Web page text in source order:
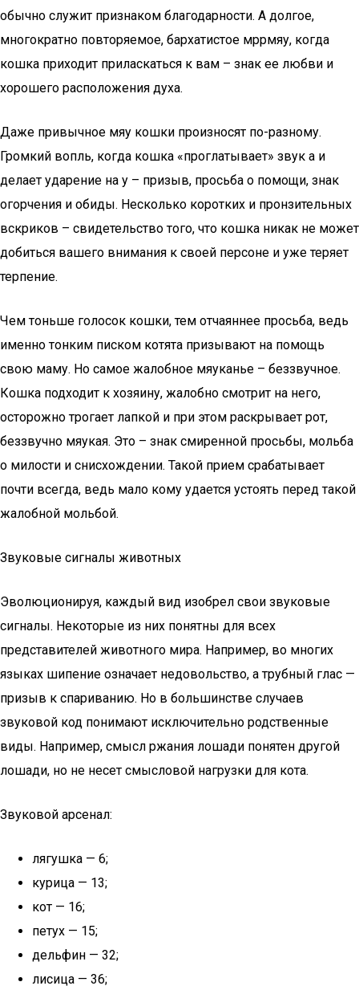
обычно служит признаком благодарности. А долгое,
многократно повторяемое, бархатистое мррмяу, когда
кошка приходит приласкаться к вам – знак ее любви и
хорошего расположения духа.
Даже привычное мяу кошки произносят по-разному.
Громкий вопль, когда кошка «проглатывает» звук а и
делает ударение на у – призыв, просьба о помощи, знак
огорчения и обиды. Несколько коротких и пронзительных
вскриков – свидетельство того, что кошка никак не может
добиться вашего внимания к своей персоне и уже теряет
терпение.
Чем тоньше голосок кошки, тем отчаяннее просьба, ведь
именно тонким писком котята призывают на помощь
свою маму. Но самое жалобное мяуканье – беззвучное.
Кошка подходит к хозяину, жалобно смотрит на него,
осторожно трогает лапкой и при этом раскрывает рот,
беззвучно мяукая. Это – знак смиренной просьбы, мольба
о милости и снисхождении. Такой прием срабатывает
почти всегда, ведь мало кому удается устоять перед такой
жалобной мольбой.
Звуковые сигналы животных
Эволюционируя, каждый вид изобрел свои звуковые
сигналы. Некоторые из них понятны для всех
представителей животного мира. Например, во многих
языках шипение означает недовольство, а трубный глас —
призыв к спариванию. Но в большинстве случаев
звуковой код понимают исключительно родственные
виды. Например, смысл ржания лошади понятен другой
лошади, но не несет смысловой нагрузки для кота.
Звуковой арсенал:
лягушка — 6;
курица — 13;
кот — 16;
петух — 15;
дельфин — 32;
лисица — 36;